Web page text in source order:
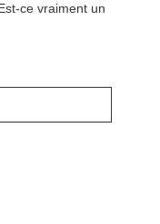
ce vraiment un